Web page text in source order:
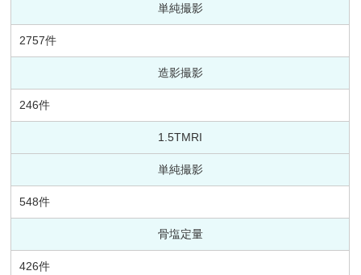
単純撮影
2757件
造影撮影
246件
1.5TMRI
単純撮影
548件
骨塩定量
426件